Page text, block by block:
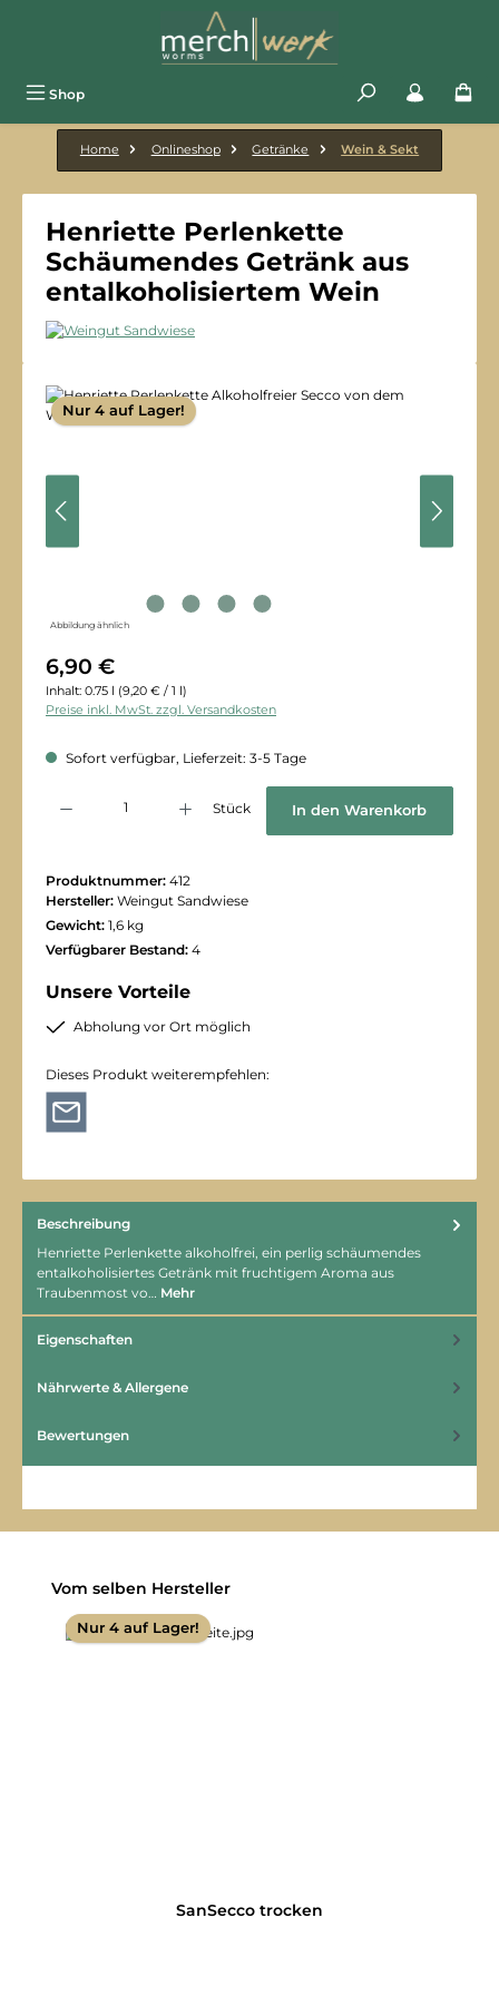
Shop
Home Onlineshop Getränke Wein & Sekt
Henriette Perlenkette
Schäumendes Getränk aus
entalkoholisiertem Wein
Bildergalerie überspringen
Nur 4 auf Lager!
Abbildung ähnlich
6,90 €
Inhalt: 0.75 l (9,20 € / 1 l)
Preise inkl. MwSt. zzgl. Versandkosten
Sofort verfügbar, Lieferzeit: 3-5 Tage
Stück In den Warenkorb
Produktnummer: 412
Hersteller: Weingut Sandwiese
Gewicht: 1,6 kg
Verfügbarer Bestand: 4
Unsere Vorteile
Abholung vor Ort möglich
Dieses Produkt weiterempfehlen:
Beschreibung
Henriette Perlenkette alkoholfrei, ein perlig schäumendes
entalkoholisiertes Getränk mit fruchtigem Aroma aus
Traubenmost vo… Mehr
Eigenschaften
Nährwerte & Allergene
Bewertungen
Produktgalerie überspringen
Vom selben Hersteller
Nur 4 auf Lager!
SanSecco trocken